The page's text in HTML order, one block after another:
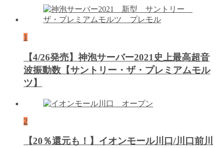
1
【4/26発売】神泡サーバー2021史上最高超音
波振動数【サントリー・ザ・プレミアムモル
ツ】
2
【20％還元も！】イオンモール川口/川口前川